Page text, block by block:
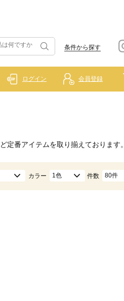
条件から探す
ログイン 会員登録
定番アイテムを取り揃えております。
カラー 1色 件数 80件